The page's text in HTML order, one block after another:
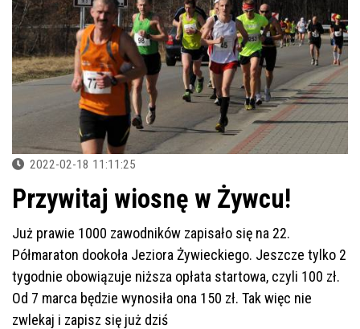
2022-02-18 11:11:25
Przywitaj wiosnę w Żywcu!
Już prawie 1000 zawodników zapisało się na 22.
Półmaraton dookoła Jeziora Żywieckiego. Jeszcze tylko 2
tygodnie obowiązuje niższa opłata startowa, czyli 100 zł.
Od 7 marca będzie wynosiła ona 150 zł. Tak więc nie
zwlekaj i zapisz się już dziś